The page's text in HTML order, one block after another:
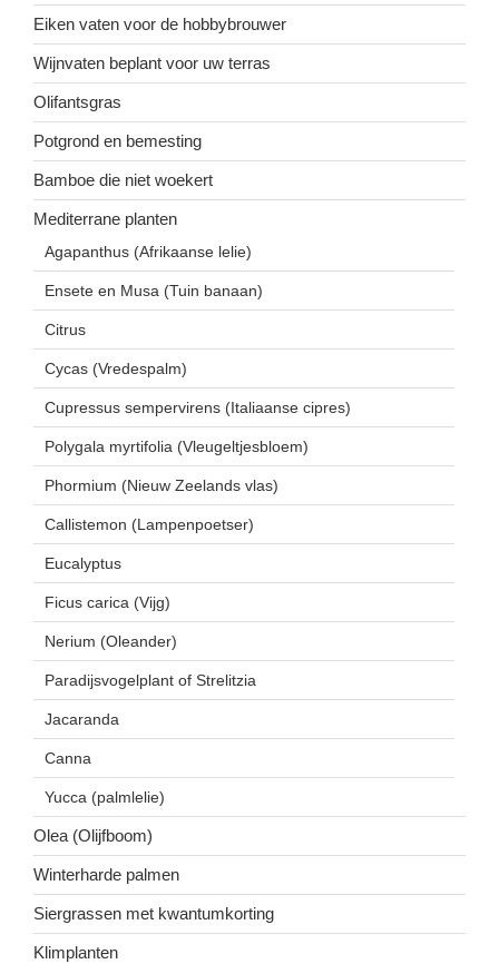
Eiken vaten voor de hobbybrouwer
Wijnvaten beplant voor uw terras
Olifantsgras
Potgrond en bemesting
Bamboe die niet woekert
Mediterrane planten
Agapanthus (Afrikaanse lelie)
Ensete en Musa (Tuin banaan)
Citrus
Cycas (Vredespalm)
Cupressus sempervirens (Italiaanse cipres)
Polygala myrtifolia (Vleugeltjesbloem)
Phormium (Nieuw Zeelands vlas)
Callistemon (Lampenpoetser)
Eucalyptus
Ficus carica (Vijg)
Nerium (Oleander)
Paradijsvogelplant of Strelitzia
Jacaranda
Canna
Yucca (palmlelie)
Olea (Olijfboom)
Winterharde palmen
Siergrassen met kwantumkorting
Klimplanten